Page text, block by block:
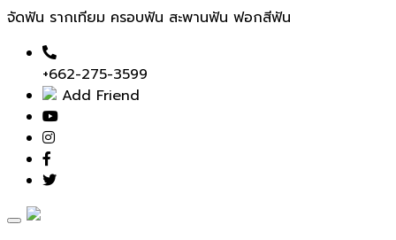
จัดฟัน รากเทียม ครอบฟัน สะพานฟัน ฟอกสีฟัน
+662-275-3599
Add Friend
Toggle